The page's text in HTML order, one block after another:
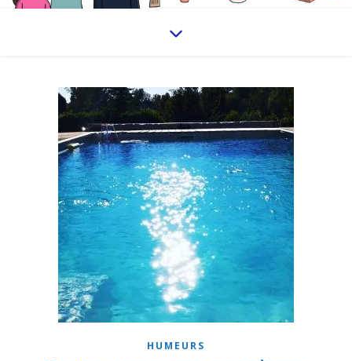
HUMEURS